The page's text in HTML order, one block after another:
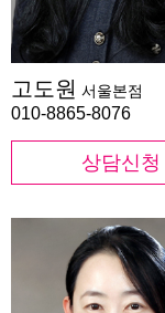
도
원
고도원 서울본점
010-8865-8076
상담신청